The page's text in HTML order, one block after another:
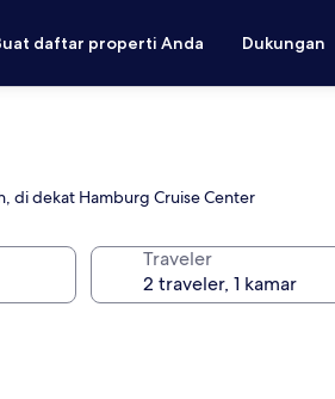
daftar properti Anda Dukungan
di dekat Hamburg Cruise Center
Traveler